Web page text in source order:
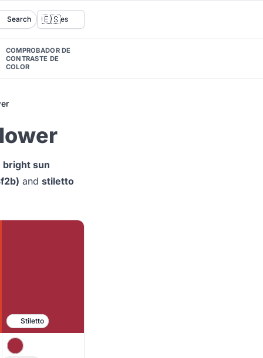
Search 🇪🇸es
COMPROBADOR DE
CONTRASTE DE
COLOR
bright sun
and stiletto
Stiletto